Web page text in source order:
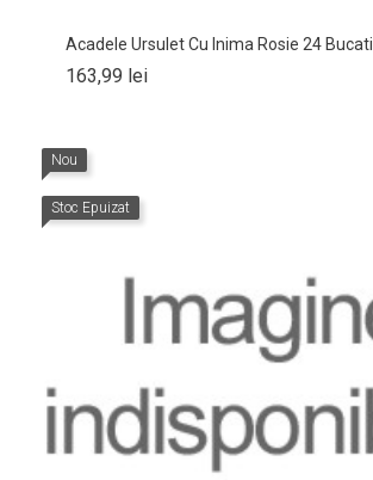
Acadele Ursulet Cu Inima Rosie 24 Bucati
163,99 leiPret
Nou
Stoc Epuizat